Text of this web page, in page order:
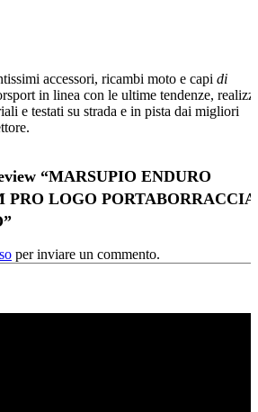
accessori, ricambi moto e capi di
in linea con le ultime tendenze,
e testati su strada e in pista dai migliori
“MARSUPIO ENDURO
PRO LOGO PORTABORRACCIA
per inviare un commento.